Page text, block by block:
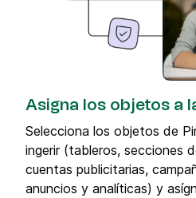
Asigna los objetos a
Selecciona los objetos de
ingerir (tableros, secciones
cuentas publicitarias,
anuncios y analíticas) y